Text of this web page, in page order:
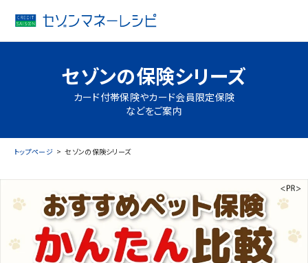
セゾンの保険シリーズ
カード付帯保険やカード会員限定保険
などをご案内
トップページ セゾンの保険シリーズ